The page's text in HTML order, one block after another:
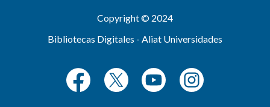
Copyright © 2024
Bibliotecas Digitales - Aliat Universidades